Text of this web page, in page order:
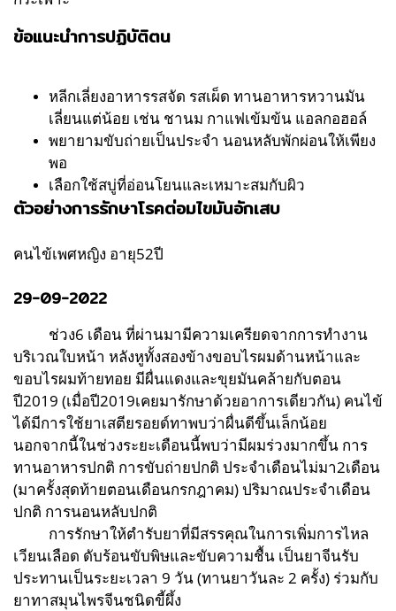
ข้อแนะนำการปฏิบัติตน
หลีกเลี่ยงอาหารรสจัด รสเผ็ด ทานอาหารหวานมัน
เลี่ยนแต่น้อย เช่น ชานม กาแฟเข้มข้น แอลกอฮอล์
พยายามขับถ่ายเป็นประจำ นอนหลับพักผ่อนให้เพียง
พอ
เลือกใช้สบู่ที่อ่อนโยนและเหมาะสมกับผิว
ตัวอย่างการรักษาโรคต่อมไขมันอักเสบ
คนไข้เพศหญิง อายุ52ปี
29-09-2022
ช่วง6 เดือน ที่ผ่านมามีความเครียดจากการทำงาน
บริเวณใบหน้า หลังหูทั้งสองข้างขอบไรผมด้านหน้าและ
ขอบไรผมท้ายทอย มีผื่นแดงและขุยมันคล้ายกับตอน
ปี2019 (เมื่อปี2019เคยมารักษาด้วยอาการเดียวกัน) คนไข้
ได้มีการใช้ยาเสตียรอยด์ทาพบว่าผื่นดีขึ้นเล็กน้อย
นอกจากนี้ในช่วงระยะเดือนนี้พบว่ามีผมร่วงมากขึ้น การ
ทานอาหารปกติ การขับถ่ายปกติ ประจำเดือนไม่มา2เดือน
(มาครั้งสุดท้ายตอนเดือนกรกฎาคม) ปริมาณประจำเดือน
ปกติ การนอนหลับปกติ
การรักษาให้ตำรับยาที่มีสรรคุณในการเพิ่มการไหล
เวียนเลือด ดับร้อนขับพิษและขับความชื้น เป็นยาจีนรับ
ประทานเป็นระยะเวลา 9 วัน (ทานยาวันละ 2 ครั้ง) ร่วมกับ
ยาทาสมุนไพรจีนชนิดขี้ผึ้ง